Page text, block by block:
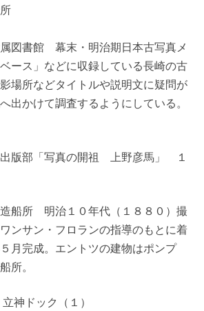
図書館 幕末・明治期日本古写真メ
ース」などに収録している長崎の古
場所などタイトルや説明文に疑問が
出かけて調査するようにしている。
出版部「写真の開祖 上野彦馬」 １
所 明治１０年代（１８８０）撮
ンサン・フロランの指導のもとに着
月完成。エントツの建物はポンプ
所。
神ドック（１）